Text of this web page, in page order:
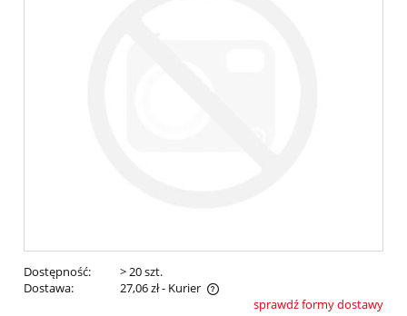
Dostępność:
> 20 szt.
Dostawa:
27,06 zł- Kurier
Cena nie zawiera ewentualnych kosztów płatnościsprawdź formy dostawy